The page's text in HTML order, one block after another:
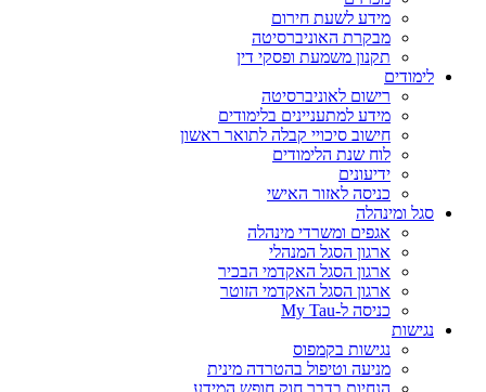
מידע לשעת חירום
מבקרת האוניברסיטה
תקנון משמעת ופסקי דין
לימודים
רישום לאוניברסיטה
מידע למתעניינים בלימודים
חישוב סיכויי קבלה לתואר ראשון
לוח שנת הלימודים
ידיעונים
כניסה לאזור האישי
סגל ומינהלה
אגפים ומשרדי מינהלה
ארגון הסגל המנהלי
ארגון הסגל האקדמי הבכיר
ארגון הסגל האקדמי הזוטר
כניסה ל-My Tau
נגישות
נגישות בקמפוס
מניעה וטיפול בהטרדה מינית
הנחיות בדבר חוק חופש המידע